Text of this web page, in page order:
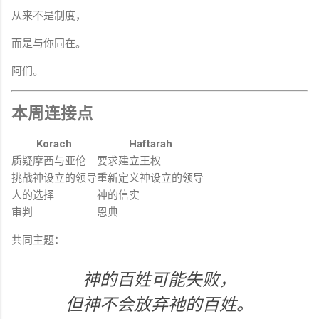
从来不是制度，
而是与你同在。
阿们。
本周连接点
Korach
Haftarah
质疑摩西与亚伦
要求建立王权
挑战神设立的领导重新定义神设立的领导
人的选择
神的信实
审判
恩典
共同主题：
神的百姓可能失败，
但神不会放弃祂的百姓。